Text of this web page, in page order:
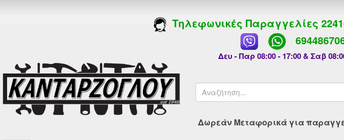
Τηλεφωνικές Παραγγελίες
Δευ - Παρ 08:00 - 17:00 & Σαβ
Δωρεάν Μεταφορικά για